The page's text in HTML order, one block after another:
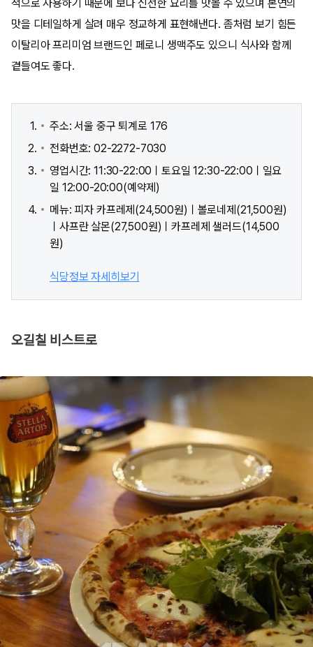
적으로 사용하기 때문에 보다 신선한 요리를 맛볼 수 있으며 본연의
맛을 디테일하게 살려 매우 정교하게 표현해낸다. 좀처럼 보기 힘든
이탈리아 프리미엄 브랜드인 페로니 생맥주도 있으니 식사와 함께
곁들여도 좋다.
주소: 서울 중구 퇴계로 176
전화번호: 02-2272-7030
영업시간: 11:30-22:00ㅣ토요일 12:30-22:00ㅣ일요
일 12:00-20:00(예약제)
메뉴: 피자 카프레제(24,500원)ㅣ볼로네제(21,500원)
ㅣ사프란 살몬(27,500원)ㅣ카프레제 샐러드(14,500
원)
식당정보 자세히보기
오길칠 비스트로